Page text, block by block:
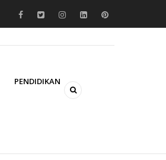
PENDIDIKAN